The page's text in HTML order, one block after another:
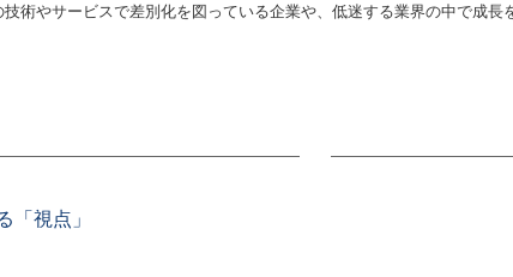
術やサービスで差別化を図っている企業や、低迷する業界の中で成
「視点」